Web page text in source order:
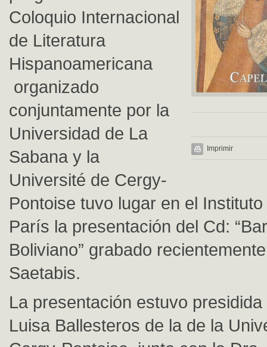
Imprimir
Coloquio Internacional
de Literatura
Hispanoamericana
organizado
conjuntamente por la
Universidad de La
Sabana y la
Université de Cergy-
Pontoise tuvo lugar en el
París la presentación del Cd:
Boliviano” grabado
Saetabis.
La presentación estuvo
Luisa Ballesteros de la de la